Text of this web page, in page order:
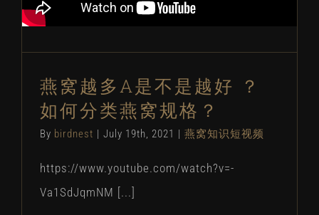
燕窝知识短视频
燕窝越多A是不是越好 ？
如何分类燕窝规格？
By birdnest July 19th, 2021 燕窝知识短视频
https://www.youtube.com/watch?v=-
Va1SdJqmNM [...]